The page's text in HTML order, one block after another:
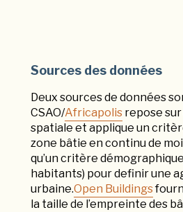
Sources des données
Deux sources de données
CSAO/Africapolis repose
spatiale et applique un
zone bâtie en continu de
qu’un critère
habitants) pour definir une
urbaine.Open Buildings
la taille de l’empreinte des